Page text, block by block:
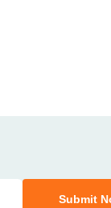
Submit